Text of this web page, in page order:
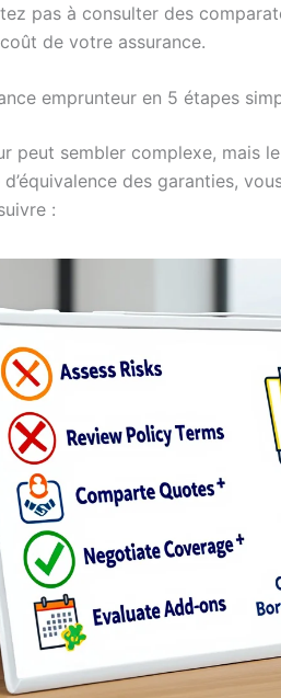
pas à consulter des
de votre assurance.
emprunteur en 5 étapes
peut sembler complexe, mais
des garanties,
: